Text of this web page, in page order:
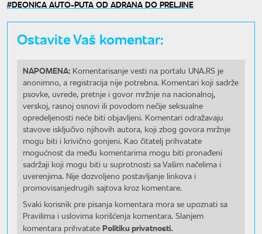
DEONICA AUTO-PUTA OD ADRANA DO PRELJINE
Ostavite Vaš komentar:
NAPOMENA: Komentarisanje vesti na portalu UNA.RS je
anonimno, a registracija nije potrebna. Komentari koji sadrže
psovke, uvrede, pretnje i govor mržnje na nacionalnoj,
verskoj, rasnoj osnovi ili povodom nečije seksualne
opredeljenosti neće biti objavljeni. Komentari odražavaju
stavove isključivo njihovih autora, koji zbog govora mržnje
mogu biti i krivično gonjeni. Kao čitatelj prihvatate
mogućnost da među komentarima mogu biti pronađeni
sadržaji koji mogu biti u suprotnosti sa Vašim načelima i
uverenjima. Nije dozvoljeno postavljanje linkova i
promovisanjedrugih sajtova kroz komentare.
Svaki korisnik pre pisanja komentara mora se upoznati sa
Pravilima i uslovima korišćenja komentara. Slanjem
komentara prihvatate Politiku privatnosti.